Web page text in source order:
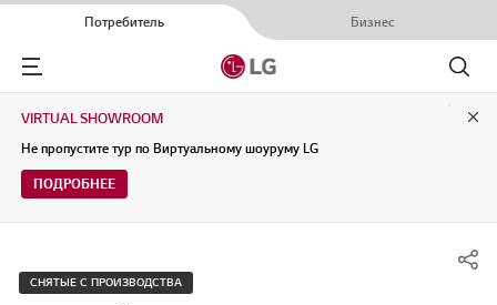
Потребитель Бизнес
Menu
Поиск
VIRTUAL SHOWROOM
Не пропустите тур по Виртуальному шоуруму LG
ПОДРОБНЕЕ
СНЯТЫЕ С ПРОИЗВОДСТВА